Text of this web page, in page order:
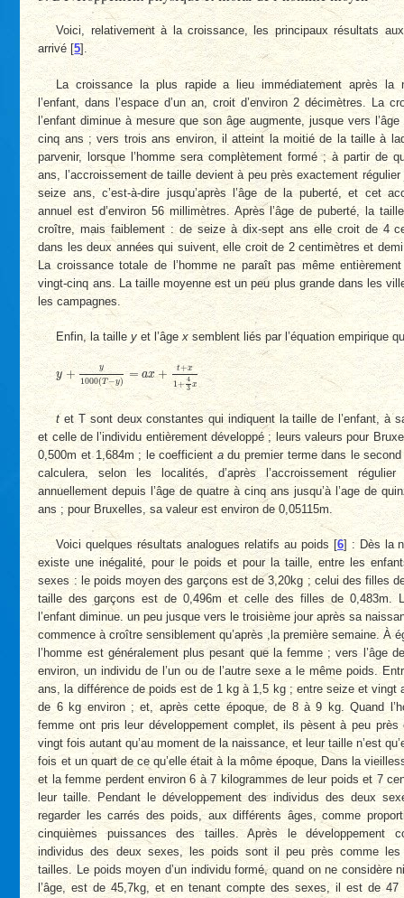
Voici, relativement à la croissance, les principaux résultats
arrivé [5] .
La croissance la plus rapide a lieu immédiatement après la
l’enfant, dans l’espace d’un an, croit d’environ 2 décimètres. La
l’enfant diminue à mesure que son âge augmente, jusque vers
cinq ans ; vers trois ans environ, il atteint la moitié de la taille à
parvenir, lorsque l’homme sera complètement formé ; à partir de
ans, l’accroissement de taille devient à peu près exactement
seize ans, c’est-à-dire jusqu’après l’âge de la puberté, et cet
annuel est d’environ 56 millimètres. Après l’âge de puberté, la
croître, mais faiblement : de seize à dix-sept ans elle croit de 4
dans les deux années qui suivent, elle croit de 2 centimètres et
La croissance totale de l’homme ne paraît pas même
vingt-cinq ans. La taille moyenne est un peu plus grande dans les
les campagnes.
Enfin, la tailley et l’âgexsemblent liés par l’équation empirique
y + y
1000(T−y) = ax + t+x
1+ 4
3
x
y + y1000 T−y a + t +x1+ 4 3 x
tet T sont deux constantes qui indiquent la taille de l’enfant, à
et celle de l’individu entièrement développé ; leurs valeurs pour
0,500m et 1,684m ; le coefficientadu premier terme dans le
calculera, selon les localités, d’après l’accroissement
annuellement depuis l’âge de quatre à cinq ans jusqu’à l’age de
ans ; pour Bruxelles, sa valeur est environ de 0,05115m.
Voici quelques résultats analogues relatifs au poids [6] : Dès la
existe une inégalité, pour le poids et pour la taille, entre les
sexes : le poids moyen des garçons est de 3,20kg ; celui des filles
taille des garçons est de 0,496m et celle des filles de 0,483m.
l’enfant diminue. un peu jusque vers le troisième jour après sa
commence à croître sensiblement qu’après ,la première semaine. À
l’homme est généralement plus pesant que la femme ; vers l’âge
environ, un individu de l’un ou de l’autre sexe a le même poids.
ans, la différence de poids est de 1 kg à 1,5 kg ; entre seize et vingt
de 6 kg environ ; et, après cette époque, de 8 à 9 kg. Quand
femme ont pris leur développement complet, ils pèsent à peu près
vingt fois autant qu’au moment de la naissance, et leur taille n’est
fois et un quart de ce qu’elle était à la môme époque, Dans la
et la femme perdent environ 6 à 7 kilogrammes de leur poids et 7
leur taille. Pendant le développement des individus des deux
regarder les carrés des poids, aux différents âges, comme
cinquièmes puissances des tailles. Après le développement
individus des deux sexes, les poids sont il peu près comme les
tailles. Le poids moyen d’un individu formé, quand on ne considère
l’âge, est de 45,7kg, et en tenant compte des sexes, il est de 47